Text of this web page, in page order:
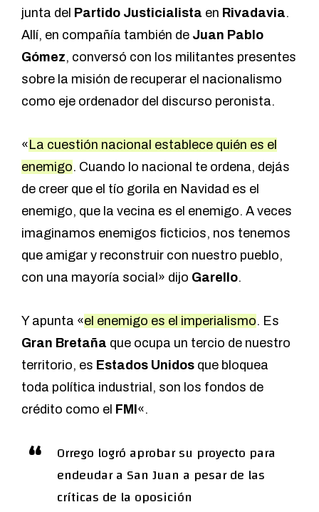
junta del Partido Justicialista en Rivadavia.
Allí, en compañía también de Juan Pablo
Gómez, conversó con los militantes presentes
sobre la misión de recuperar el nacionalismo
como eje ordenador del discurso peronista.
« La cuestión nacional establece quién es el
enemigo. Cuando lo nacional te ordena, dejás
de creer que el tío gorila en Navidad es el
enemigo, que la vecina es el enemigo. A veces
imaginamos enemigos ficticios, nos tenemos
que amigar y reconstruir con nuestro pueblo,
con una mayoría social» dijo Garello.
Y apunta «el enemigo es el imperialismo. Es
Gran Bretaña que ocupa un tercio de nuestro
territorio, es Estados Unidos que bloquea
toda política industrial, son los fondos de
crédito como el FMI «.
Orrego logró aprobar su proyecto para
endeudar a San Juan a pesar de las
críticas de la oposición